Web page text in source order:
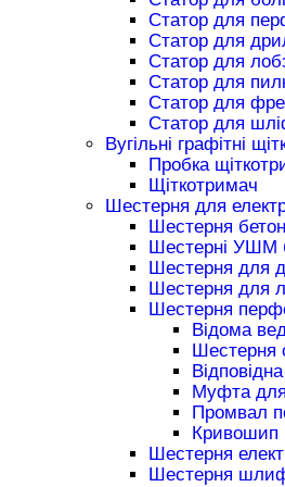
Статор для
Статор для
Статор для
Статор для
Статор для
Статор для
Вугільні графітні
Пробка
Щіткотримач
Шестерня для
Шестерня
Шестерні УШМ
Шестерня для
Шестерня для
Шестерня
Відома
Шестерня
Муфта
Промвал
Кривошип
Шестерня
Шестерня